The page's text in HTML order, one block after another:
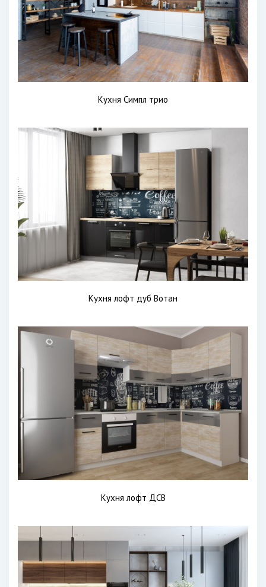
Кухня Симпл трио
Кухня лофт дуб Вотан
Кухня лофт ДСВ